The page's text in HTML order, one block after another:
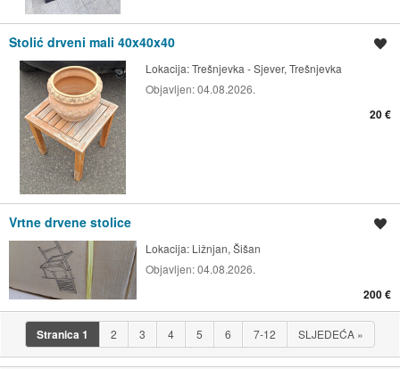
Stolić drveni mali 40x40x40
Lokacija:Trešnjevka - Sjever, Trešnjevka
Objavljen:04.08.2026.
20 €
Vrtne drvene stolice
Lokacija: Ližnjan, Šišan
Objavljen:04.08.2026.
200 €
Stranica1 2 3 4 5 6 7-12 SLJEDEĆA »